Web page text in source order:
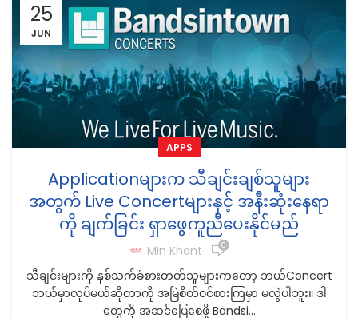
25
JUN
APPS
Applicationများက သီချင်းချစ်သူများ
အတွက် Live Concertများနှင့် အနီးဆုံးနေရာ
ကို ချက်ခြင်း ရှာဖွေကူညီပေးနိုင်မည်
Min Khant 0
သီချင်းများကို နှစ်သက်ခံစားတတ်သူများကတော့ ဘယ်Concert
ဘယ်မှာလုပ်မယ်ဆိုတာကို အမြဲစိတ်ဝင်စားကြမှာ မလွဲပါဘူး။ ဒါ
တွေကို အဆင်ပြေစေဖို့ Bandsi...